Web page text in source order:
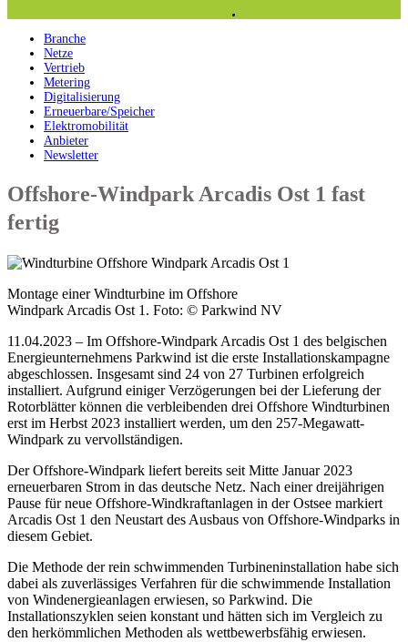
Branche
Netze
Vertrieb
Metering
Digitalisierung
Erneuerbare/Speicher
Elektromobilität
Anbieter
Newsletter
Offshore-Windpark Arcadis Ost 1 fast
fertig
Montage einer Windturbine im Offshore
Windpark Arcadis Ost 1. Foto: © Parkwind NV
11.04.2023 – Im Offshore-Windpark Arcadis Ost 1 des belgischen
Energieunternehmens Parkwind ist die erste Installationskampagne
abgeschlossen. Insgesamt sind 24 von 27 Turbinen erfolgreich
installiert. Aufgrund einiger Verzögerungen bei der Lieferung der
Rotorblätter können die verbleibenden drei Offshore Windturbinen
erst im Herbst 2023 installiert werden, um den 257-Megawatt-
Windpark zu vervollständigen.
Der Offshore-Windpark liefert bereits seit Mitte Januar 2023
erneuerbaren Strom in das deutsche Netz. Nach einer dreijährigen
Pause für neue Offshore-Windkraftanlagen in der Ostsee markiert
Arcadis Ost 1 den Neustart des Ausbaus von Offshore-Windparks in
diesem Gebiet.
Die Methode der rein schwimmenden Turbineninstallation habe sich
dabei als zuverlässiges Verfahren für die schwimmende Installation
von Windenergieanlagen erwiesen, so Parkwind. Die
Installationszyklen seien konstant und hätten sich im Vergleich zu
den herkömmlichen Methoden als wettbewerbsfähig erwiesen.